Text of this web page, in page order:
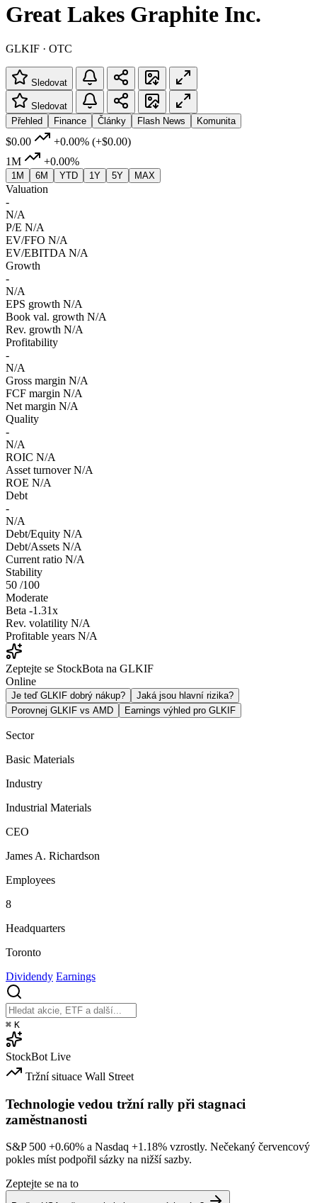
Great Lakes Graphite Inc.
GLKIF · OTC
Sledovat
Sledovat
Přehled
Finance Články Flash News Komunita
$0.00 +0.00% (+$0.00)
1M
+0.00%
1M 6M YTD 1Y 5Y MAX
Valuation
-
N/A
P/E N/A
EV/FFO N/A
EV/EBITDA N/A
Growth
-
N/A
EPS growth N/A
Book val. growth N/A
Rev. growth N/A
Profitability
-
N/A
Gross margin N/A
FCF margin N/A
Net margin N/A
Quality
-
N/A
ROIC N/A
Asset turnover N/A
ROE N/A
Debt
-
N/A
Debt/Equity N/A
Debt/Assets N/A
Current ratio N/A
Stability
50 /100
Moderate
Beta -1.31x
Rev. volatility N/A
Profitable years N/A
Zeptejte se StockBota na GLKIF
Online
Je teď GLKIF dobrý nákup?
Jaká jsou hlavní rizika?
Porovnej GLKIF vs AMD
Earnings výhled pro GLKIF
Sector
Basic Materials
Industry
Industrial Materials
CEO
James A. Richardson
Employees
8
Headquarters
Toronto
Dividendy Earnings
⌘ K
StockBot Live
Tržní situace Wall Street
Technologie vedou tržní rally při stagnaci
zaměstnanosti
S&P 500 +0.60% a Nasdaq +1.18% vzrostly. Nečekaný červencový
pokles míst podpořil sázky na nižší sazby.
Zeptejte se na to